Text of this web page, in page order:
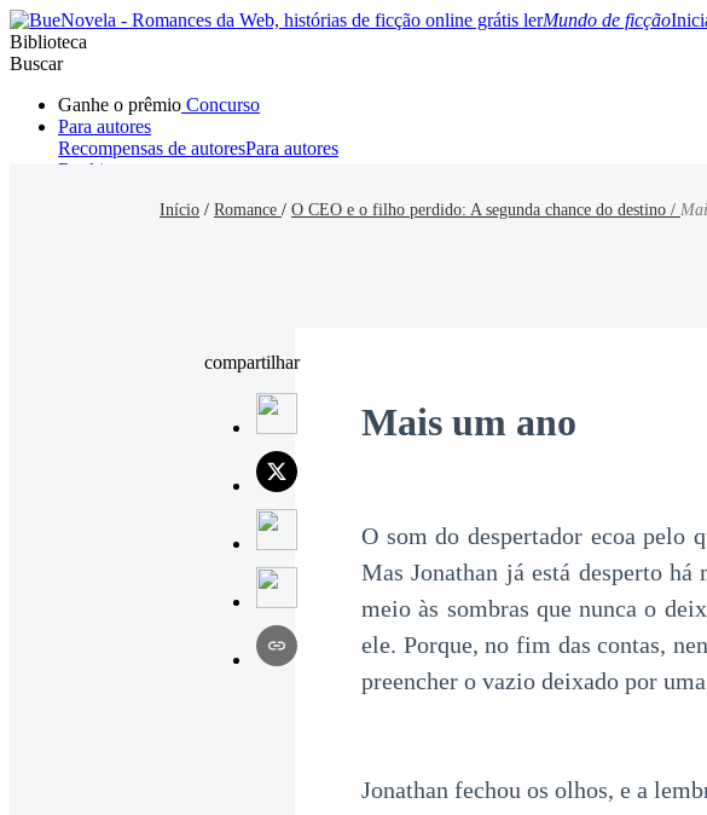
Mundo de ficção
Biblioteca
Buscar
Ganhe o prêmio Concurso
Para autores
Recompensas de autoresPara autores
Ranking
Início / Romance / O CEO e o filho perdido: A segunda chance do destino /
compartilhar
Mais um ano
O som do despertador ecoa pelo
Mas Jonathan já está desperto
meio às sombras que nunca o
ele. Porque, no fim das contas,
preencher o vazio deixado por
Jonathan fechou os olhos, e a